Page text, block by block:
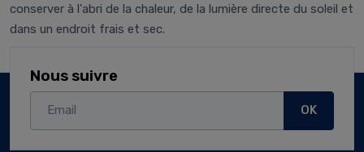
conserver à l'abri de la chaleur, de la lumière directe du soleil et
dans un endroit frais et sec.
Nous suivre
OK